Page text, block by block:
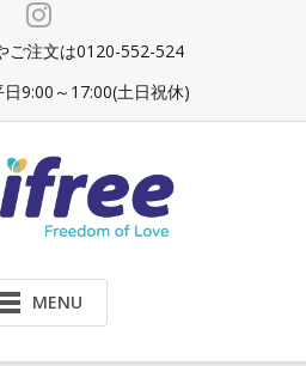
ご注文は0120-552-524
日9:00～17:00(土日祝休)
MENU